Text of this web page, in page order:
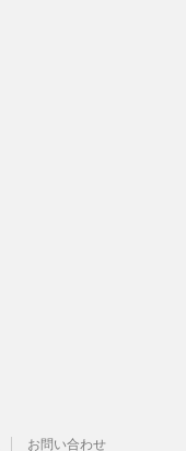
お問い合わせ